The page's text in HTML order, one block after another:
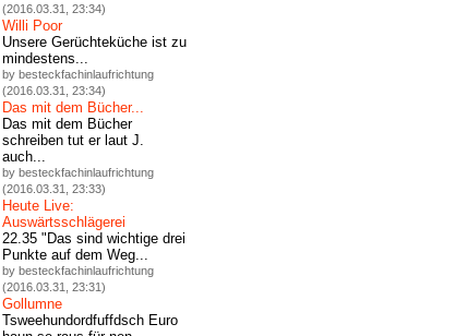
(2016.03.31, 23:34)
Willi Poor
Unsere Gerüchteküche ist zu
mindestens...
by besteckfachinlaufrichtung
(2016.03.31, 23:34)
Das mit dem Bücher...
Das mit dem Bücher
schreiben tut er laut J.
auch...
by besteckfachinlaufrichtung
(2016.03.31, 23:33)
Heute Live:
Auswärtsschlägerei
22.35 "Das sind wichtige drei
Punkte auf dem Weg...
by besteckfachinlaufrichtung
(2016.03.31, 23:31)
Gollumne
Tsweehundordfuffdsch Euro